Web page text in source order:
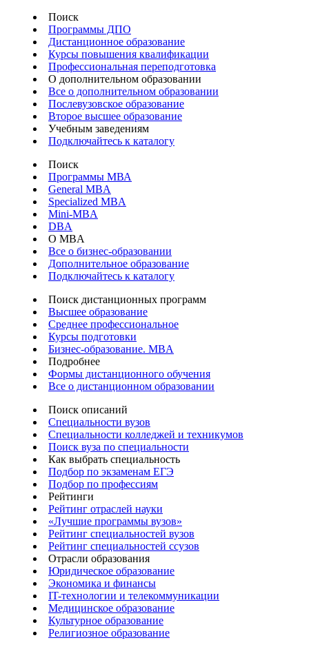
Поиск
Программы ДПО
Дистанционное образование
Курсы повышения квалификации
Профессиональная переподготовка
О дополнительном образовании
Все о дополнительном образовании
Послевузовское образование
Второе высшее образование
Учебным заведениям
Подключайтесь к каталогу
Поиск
Программы МВА
General MBA
Specialized MBA
Mini-MBA
DBA
О MBA
Все о бизнес-образовании
Дополнительное образование
Подключайтесь к каталогу
Поиск дистанционных программ
Высшее образование
Среднее профессиональное
Курсы подготовки
Бизнес-образование. MBA
Подробнее
Формы дистанционного обучения
Все о дистанционном образовании
Поиск описаний
Специальности вузов
Специальности колледжей и техникумов
Поиск вуза по специальности
Как выбрать специальность
Подбор по экзаменам ЕГЭ
Подбор по профессиям
Рейтинги
Рейтинг отраслей науки
«Лучшие программы вузов»
Рейтинг специальностей вузов
Рейтинг специальностей ссузов
Отрасли образования
Юридическое образование
Экономика и финансы
IT-технологии и телекоммуникации
Медицинское образование
Культурное образование
Религиозное образование